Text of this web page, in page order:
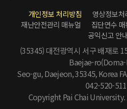
개인정보 처리방침
영상정보처
재난안전관리 매뉴얼
집단연수 매
공익신고 안
(35345) 대전광역시 서구 배재로
Baejae-
Seo-gu, Daejeon, 35345, Korea
042-520-
Copyright Pai Chai